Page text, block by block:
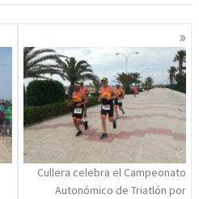
Cullera celebra el Campeonato
Autonómico de Triatlón por